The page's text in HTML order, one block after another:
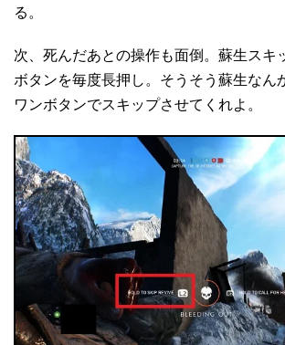
る。
次、死んだあとの操作も面倒。蘇生スキ
ボタンを毎度長押し。そうそう蘇生なん
ワンボタンでスキップさせてくれよ。